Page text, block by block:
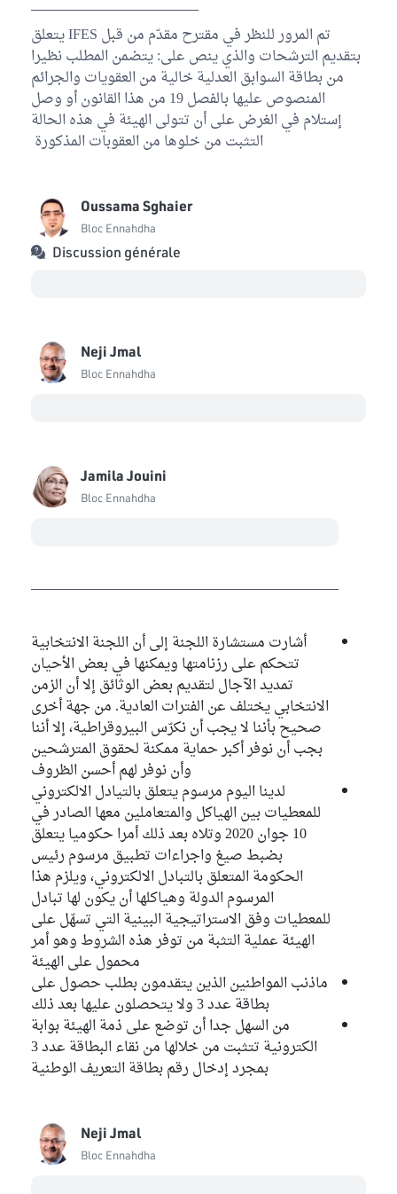
تم المرور للنظر في مقترح مقدّم من قبل IFES يتعلق
بتقديم الترشحات والذي ينص على: يتضمن المطلب نظيرا
من بطاقة السوابق العدلية خالية من العقويات والجرائم
المنصوص عليها بالفصل 19 من هذا القانون أو وصل
إستلام في الغرض على أن تتولى الهيئة في هذه الحالة
التثبت من خلوها من العقوبات المذكورة
Oussama Sghaier
Bloc Ennahdha
Discussion générale
Neji Jmal
Bloc Ennahdha
Jamila Jouini
Bloc Ennahdha
أشارت مستشارة اللجنة إلى أن اللجنة الانتخابية
تتحكم على رزنامتها ويمكنها في بعض الأحيان
تمديد الآجال لتقديم بعض الوثائق إلا أن الزمن
الانتخابي يختلف عن الفترات العادية. من جهة أخرى
صحيح بأننا لا يجب أن نكرّس البيروقراطية، إلا أننا
بجب أن نوفر أكبر حماية ممكنة لحقوق المترشحين
وأن نوفر لهم أحسن الظروف
لدينا اليوم مرسوم يتعلق بالتيادل الالكتروني
للمعطيات بين الهياكل والمتعاملين معها الصادر في
10 جوان 2020 وتلاه بعد ذلك أمرا حكوميا يتعلق
بضبط صيغ واجراءات تطبيق مرسوم رئيس
الحكومة المتعلق بالتبادل الالكتروني، ويلزم هذا
المرسوم الدولة وهياكلها أن يكون لها تبادل
للمعطيات وفق الاستراتيجية البينية التي تسهّل على
الهيئة عملية التثبة من توفر هذه الشروط وهو أمر
محمول على الهيئة
ماذنب المواطنين الذين يتقدمون بطلب حصول على
بطاقة عدد 3 ولا يتحصلون عليها بعد ذلك
من السهل جدا أن توضع على ذمة الهيئة بوابة
الكترونية تتثبت من خلالها من نقاء البطاقة عدد 3
بمجرد إدخال رقم بطاقة التعريف الوطنية
Neji Jmal
Bloc Ennahdha